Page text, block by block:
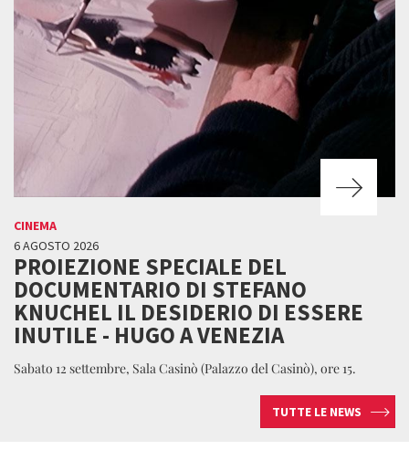
CINEMA
6 AGOSTO 2026
PROIEZIONE SPECIALE DEL
DOCUMENTARIO DI STEFANO
KNUCHEL IL DESIDERIO DI ESSERE
INUTILE - HUGO A VENEZIA
Sabato 12 settembre, Sala Casinò (Palazzo del Casinò), ore 15.
TUTTE LE NEWS